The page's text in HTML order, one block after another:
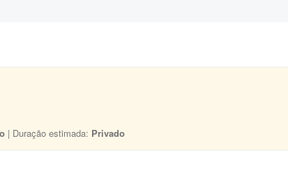
| Duração estimada: Privado